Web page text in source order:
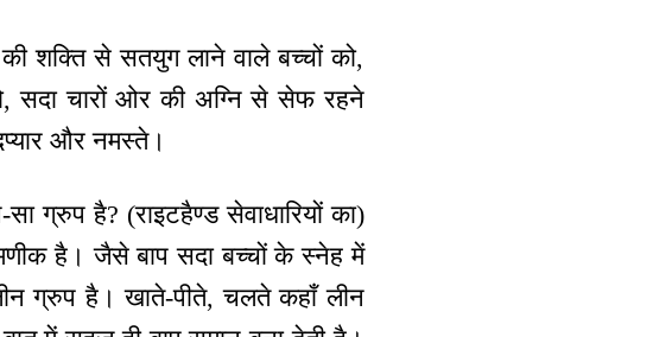
शक्ति से सतयुग लाने वाले बच्चों को,
सदा चारों ओर की अग्नि से सेफ रहने
और नमस्ते।
ग्रुप है? (राइटहैण्ड सेवाधारियों का)
है। जैसे बाप सदा बच्चों के स्नेह में
ग्रुप है। खाते-पीते, चलते कहाँ लीन